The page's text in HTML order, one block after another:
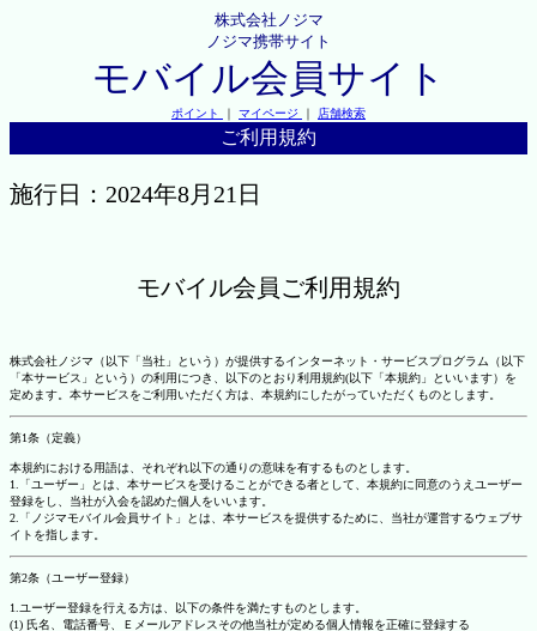
株式会社ノジマ
ノジマ携帯サイト
モバイル会員サイト
ポイント ｜ マイページ ｜ 店舗検索
ご利用規約
施行日：2024年8月21日
モバイル会員ご利用規約
株式会社ノジマ（以下「当社」という）が提供するインターネット・サービスプログラム（以下
「本サービス」という）の利用につき、以下のとおり利用規約(以下「本規約」といいます）を
定めます。本サービスをご利用いただく方は、本規約にしたがっていただくものとします。
第1条（定義）
本規約における用語は、それぞれ以下の通りの意味を有するものとします。
1.「ユーザー」とは、本サービスを受けることができる者として、本規約に同意のうえユーザー
登録をし、当社が入会を認めた個人をいいます。
2.「ノジマモバイル会員サイト」とは、本サービスを提供するために、当社が運営するウェブサ
イトを指します。
第2条（ユーザー登録）
1.ユーザー登録を行える方は、以下の条件を満たすものとします。
(1) 氏名、電話番号、Ｅメールアドレスその他当社が定める個人情報を正確に登録する